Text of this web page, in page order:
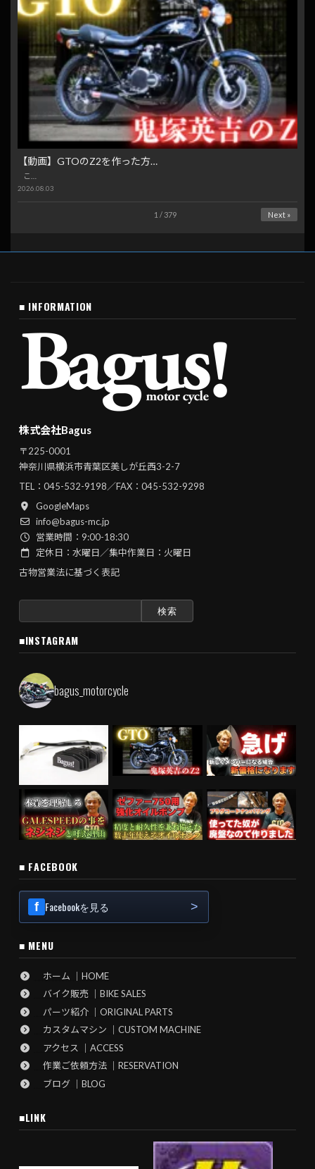
【動画】GTOのZ2を作った方…
こ…
2026.08.03
1 / 379 Next »
■ INFORMATION
株式会社Bagus
〒225-0001
神奈川県横浜市青葉区美しが丘西3-2-7
TEL： 045-532-9198／FAX：045-532-9298
GoogleMaps
info@bagus-mc.jp
営業時間：9:00-18:30
定休日：水曜日／集中作業日：火曜日
古物営業法に基づく表記
■INSTAGRAM
bagus_motorcycle
■ FACEBOOK
Facebookを見る
■ MENU
ホーム ｜HOME
バイク販売 ｜BIKE SALES
パーツ紹介 ｜ORIGINAL PARTS
カスタムマシン ｜CUSTOM MACHINE
アクセス ｜ACCESS
作業ご依頼方法 ｜RESERVATION
ブログ ｜BLOG
■LINK